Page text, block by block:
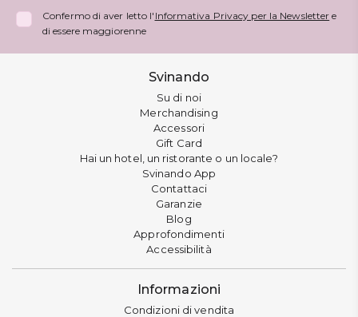
Confermo di aver letto l' Informativa Privacy per la Newsletter e
di essere maggiorenne
Svinando
Su di noi
Merchandising
Accessori
Gift Card
Hai un hotel, un ristorante o un locale?
Svinando App
Contattaci
Garanzie
Blog
Approfondimenti
Accessibilità
Informazioni
Condizioni di vendita